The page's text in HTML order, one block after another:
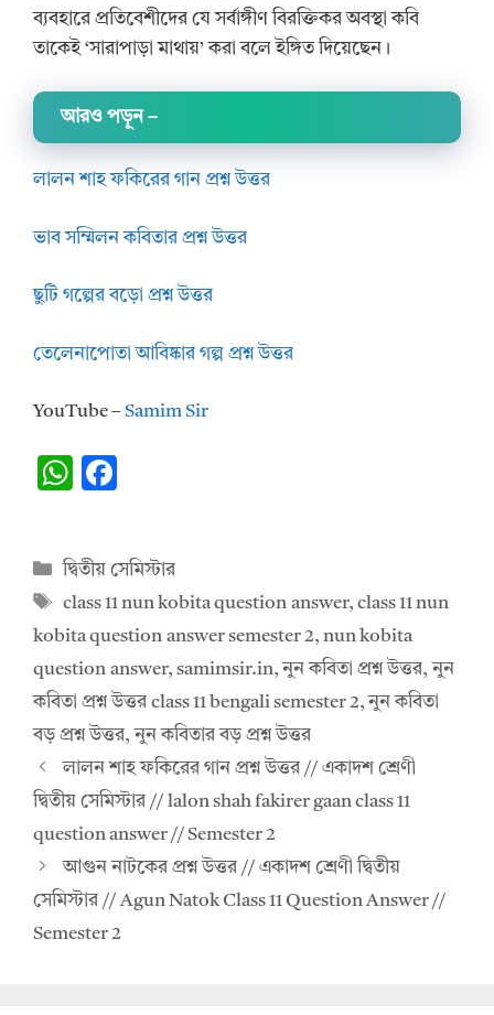
ব্যবহারে প্রতিবেশীদের যে সর্বাঙ্গীণ বিরক্তিকর অবস্থা কবি
তাকেই ‘সারাপাড়া মাথায়’ করা বলে ইঙ্গিত দিয়েছেন।
আরও পড়ুন–
লালন শাহ ফকিরের গান প্রশ্ন উত্তর
ভাব সম্মিলন কবিতার প্রশ্ন উত্তর
ছুটি গল্পের বড়ো প্রশ্ন উত্তর
তেলেনাপোতা আবিষ্কার গল্প প্রশ্ন উত্তর
YouTube –Samim Sir
W
s
A
p
p
b
o
o
k
Categories
দ্বিতীয় সেমিস্টার
Tags
class 11 nun kobita question answer,class 11 nun
kobita question answer semester 2, nun kobita
question answer, samimsir.in,নুন কবিতা প্রশ্ন উত্তর,নুন
কবিতা প্রশ্ন উত্তর class 11 bengali semester 2,নুন কবিতা
বড় প্রশ্ন উত্তর,নুন কবিতার বড় প্রশ্ন উত্তর
লালন শাহ ফকিরের গান প্রশ্ন উত্তর // একাদশ শ্রেণী
দ্বিতীয় সেমিস্টার // lalon shah fakirer gaan class 11
question answer // Semester 2
আগুন নাটকের প্রশ্ন উত্তর // একাদশ শ্রেণী দ্বিতীয়
সেমিস্টার // Agun Natok Class 11 Question Answer //
Semester 2